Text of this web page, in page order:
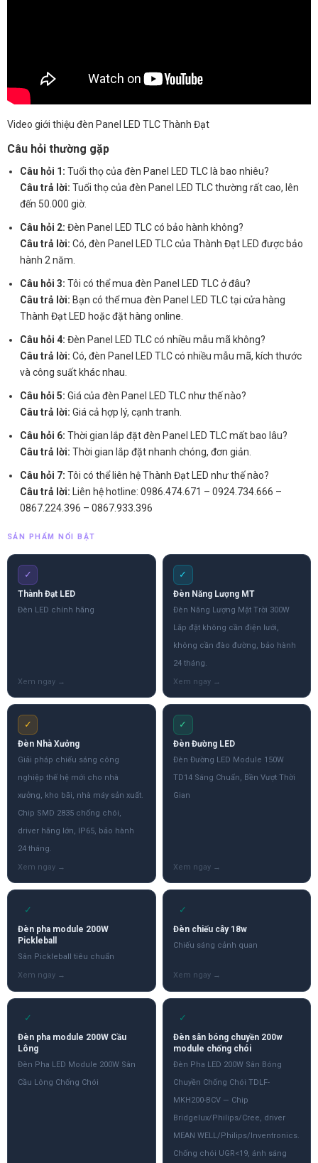
Video giới thiệu đèn Panel LED TLC Thành Đạt
Câu hỏi thường gặp
Câu hỏi 1: Tuổi thọ của đèn Panel LED TLC là bao nhiêu?
Câu trả lời: Tuổi thọ của đèn Panel LED TLC thường rất cao, lên
đến 50.000 giờ.
Câu hỏi 2: Đèn Panel LED TLC có bảo hành không?
Câu trả lời: Có, đèn Panel LED TLC của Thành Đạt LED được bảo
hành 2 năm.
Câu hỏi 3: Tôi có thể mua đèn Panel LED TLC ở đâu?
Câu trả lời: Bạn có thể mua đèn Panel LED TLC tại cửa hàng
Thành Đạt LED hoặc đặt hàng online.
Câu hỏi 4: Đèn Panel LED TLC có nhiều mẫu mã không?
Câu trả lời: Có, đèn Panel LED TLC có nhiều mẫu mã, kích thước
và công suất khác nhau.
Câu hỏi 5: Giá của đèn Panel LED TLC như thế nào?
Câu trả lời: Giá cả hợp lý, cạnh tranh.
Câu hỏi 6: Thời gian lắp đặt đèn Panel LED TLC mất bao lâu?
Câu trả lời: Thời gian lắp đặt nhanh chóng, đơn giản.
Câu hỏi 7: Tôi có thể liên hệ Thành Đạt LED như thế nào?
Câu trả lời: Liên hệ hotline: 0986.474.671 – 0924.734.666 –
0867.224.396 – 0867.933.396
SẢN PHẨM NỔI BẬT
✓
Thành Đạt LED
Đèn LED chính hãng
✓
Đèn Năng Lượng MT
Đèn Năng Lượng Mặt Trời 300W
Lắp đặt không cần điện lưới,
không cần đào đường, bảo hành
24 tháng.
✓
Đèn Nhà Xưởng
Giải pháp chiếu sáng công
nghiệp thế hệ mới cho nhà
xưởng, kho bãi, nhà máy sản xuất.
Chip SMD 2835 chống chói,
driver hãng lớn, IP65, bảo hành
24 tháng.
✓
Đèn Đường LED
Đèn Đường LED Module 150W
TD14 Sáng Chuẩn, Bền Vượt Thời
Gian
✓
Đèn pha module 200W
Pickleball
Sân Pickleball tiêu chuẩn
✓
Đèn chiếu cây 18w
Chiếu sáng cảnh quan
✓
Đèn pha module 200W Cầu
Lông
Đèn Pha LED Module 200W Sân
Cầu Lông Chống Chói
✓
Đèn sân bóng chuyền 200w
module chống chói
Đèn Pha LED 200W Sân Bóng
Chuyền Chống Chói TDLF-
MKH200-BCV — Chip
Bridgelux/Philips/Cree, driver
MEAN WELL/Philips/Inventronics.
Chống chói UGR<19, ánh sáng